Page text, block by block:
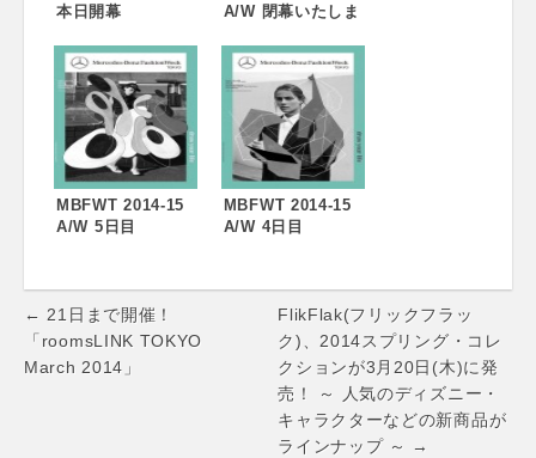
本日開幕
A/W 閉幕いたしま
MBFWT 2014-15
A/W 5日目
MBFWT 2014-15
A/W 4日目
Post
navigation
← 21日まで開催！
「roomsLINK TOKYO
March 2014」
FlikFlak(フリックフラッ
ク)、2014スプリング・コレ
クションが3月20日(木)に発
売！ ～ 人気のディズニー・
キャラクターなどの新商品が
ラインナップ ～ →